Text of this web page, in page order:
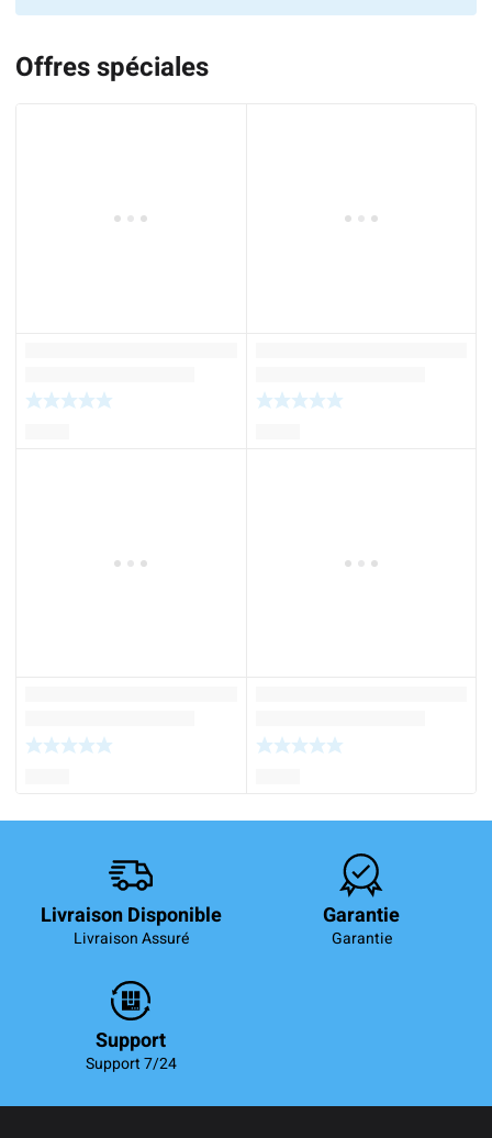
Offres spéciales
Livraison Disponible
Livraison Assuré
Garantie
Garantie
Support
Support 7/24